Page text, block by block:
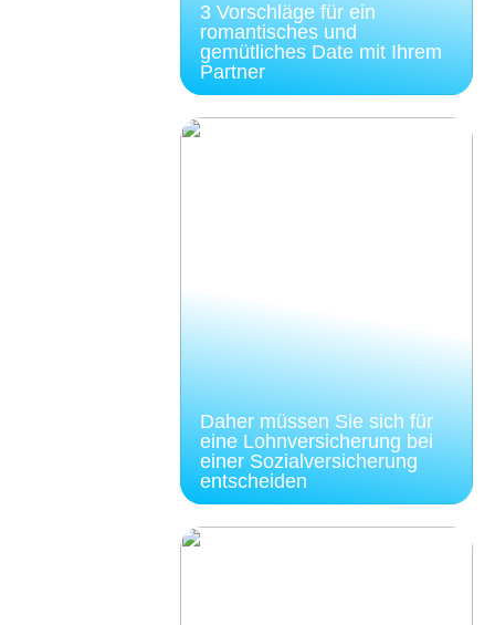
3 Vorschläge für ein
romantisches und
gemütliches Date mit Ihrem
Partner
Daher müssen Sie sich für
eine Lohnversicherung bei
einer Sozialversicherung
entscheiden